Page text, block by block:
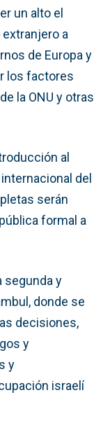
un alto el
a
de Europa y
los factores
la ONU y otras
al
del
serán
formal a
segunda y
donde se
decisiones,
y
y
israelí